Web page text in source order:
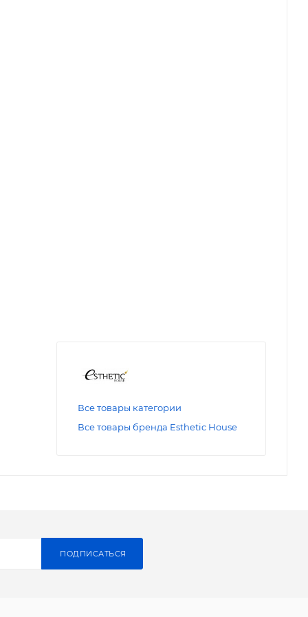
Все товары категории
Все товары бренда Esthetic House
ПОДПИСАТЬСЯ